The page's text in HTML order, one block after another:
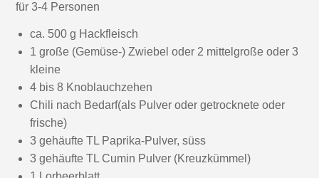
für 3-4 Personen
ca. 500 g Hackfleisch
1 große (Gemüse-) Zwiebel oder 2 mittelgroße oder 3
kleine
4 bis 8 Knoblauchzehen
Chili nach Bedarf(als Pulver oder getrocknete oder
frische)
3 gehäufte TL Paprika-Pulver, süss
3 gehäufte TL Cumin Pulver (Kreuzkümmel)